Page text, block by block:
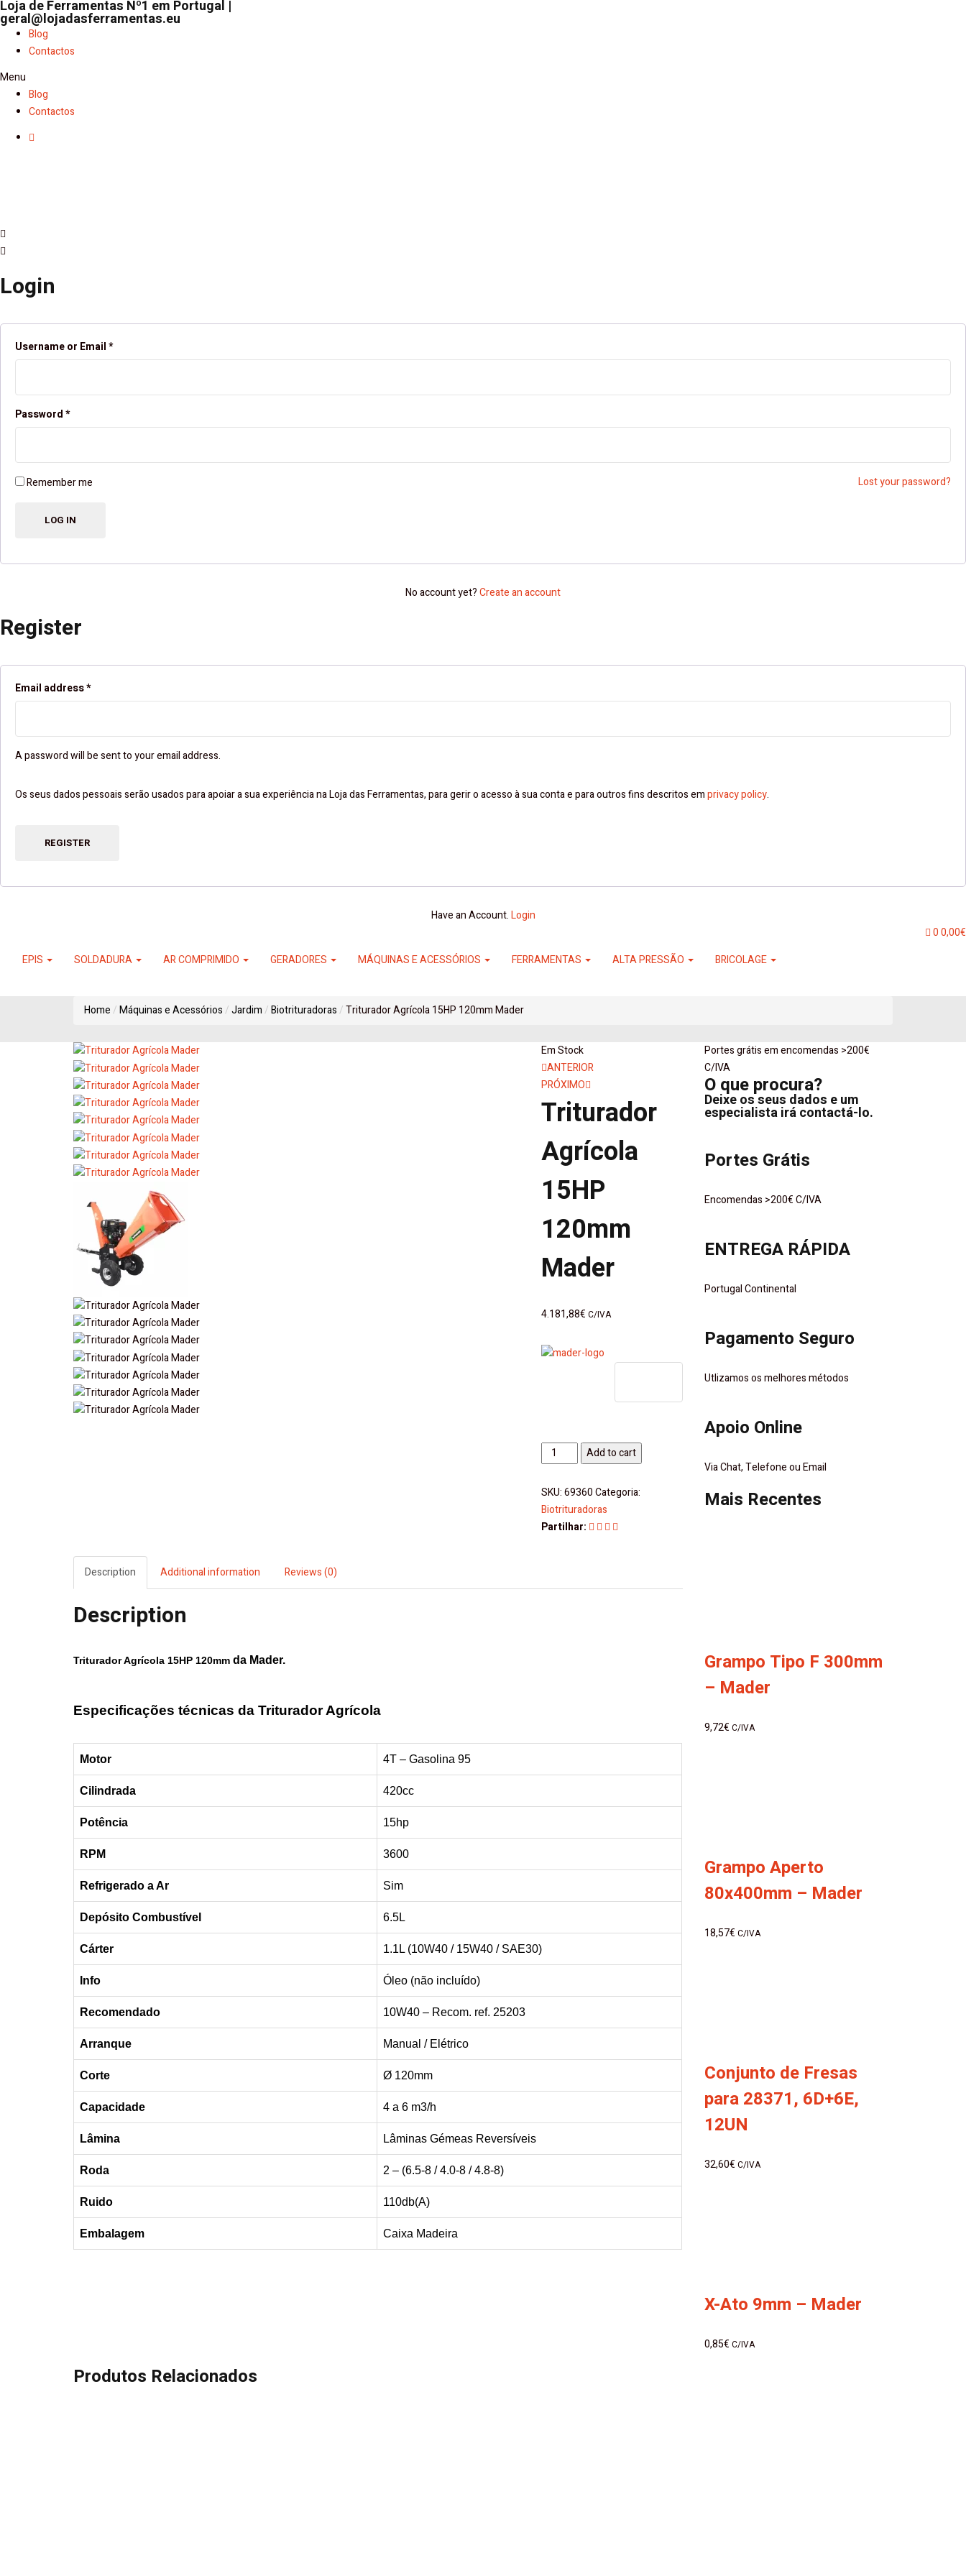
Loja de Ferramentas Nº1 em Portugal |
geral@lojadasferramentas.eu
Blog
Contactos
Menu
Blog
Contactos
Login
Username or Email*
Password*
Remember me Lost your password?
No account yet?Create an account
Register
Email address*
A password will be sent to your email address.
Os seus dados pessoais serão usados ​​para apoiar a sua experiência na Loja das Ferramentas, para gerir o acesso à sua conta e para outros fins descritos emprivacy policy.
REGISTER
Have an Account.Login
00,00€
EPIS
SOLDADURA AR COMPRIMIDO GERADORES MÁQUINAS E ACESSÓRIOS FERRAMENTAS ALTA PRESSÃO BRICOLAGE
Home Máquinas e Acessórios Jardim Biotrituradoras Triturador Agrícola 15HP 120mm Mader
Em Stock
Navegação
de
artigos
ANTERIOR
PRÓXIMO
Triturador
Agrícola
15HP
120mm
Mader
4.181,88€ C/IVA
Triturador
Agrícola
15HP
120mm
Mader
Add to cart
SKU:69360 Categoria:
Biotrituradoras
Partilhar:
Description Additional information Reviews (0)
Description
Triturador Agrícola 15HP 120mm da Mader.
Especificações técnicas da Triturador Agrícola
Motor 4T – Gasolina 95
Cilindrada 420cc
Potência 15hp
RPM 3600
Refrigerado a Ar Sim
Depósito Combustível 6.5L
Cárter 1.1L (10W40 / 15W40 / SAE30)
Info Óleo (não incluído)
Recomendado 10W40 – Recom. ref. 25203
Arranque Manual / Elétrico
Corte Ø 120mm
Capacidade 4 a 6 m3/h
Lâmina Lâminas Gémeas Reversíveis
Roda 2 – (6.5-8 / 4.0-8 / 4.8-8)
Ruido 110db(A)
Embalagem Caixa Madeira
Portes grátis em encomendas >200€
C/IVA
O que procura?
Deixe os seus dados e um
especialista irá contactá-lo.
Portes Grátis
Encomendas >200€ C/IVA
ENTREGA RÁPIDA
Portugal Continental
Pagamento Seguro
Utlizamos os melhores métodos
Apoio Online
Via Chat, Telefone ou Email
Mais Recentes
Grampo Tipo F 300mm
– Mader
9,72€ C/IVA
Grampo Aperto
80x400mm – Mader
18,57€ C/IVA
Conjunto de Fresas
para 28371, 6D+6E,
12UN
32,60€ C/IVA
X-Ato 9mm – Mader
0,85€ C/IVA
Produtos Relacionados